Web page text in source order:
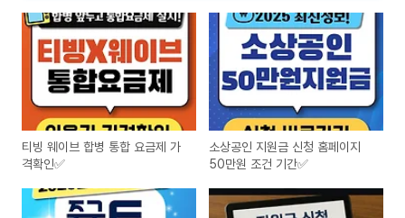
티빙 웨이브 합병 통합 요금제 가
격확인✅
소상공인 지원금 신청 홈페이지
50만원 조건 기간✅